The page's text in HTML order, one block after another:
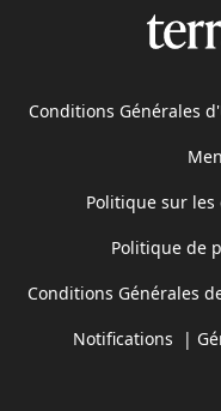
Conditions Générales
Politique sur les
Politique de
Conditions Générales
Notifications |